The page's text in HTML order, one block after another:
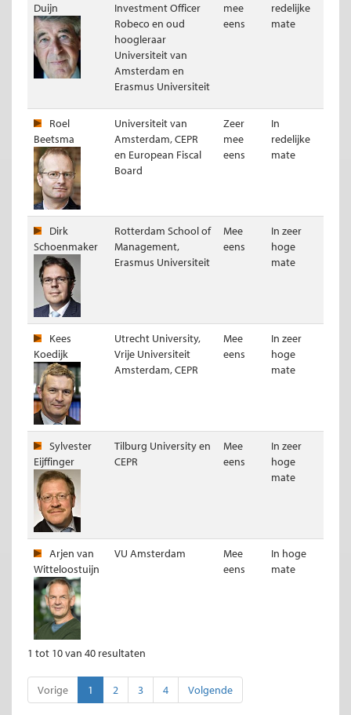
Duijn
Investment Officer
Robeco en oud
hoogleraar
Universiteit van
Amsterdam en
Erasmus Universiteit
mee
eens
redelijke
mate
Roel
Beetsma
Universiteit van
Amsterdam, CEPR
en European Fiscal
Board
Zeer
mee
eens
In
redelijke
mate
Dirk
Schoenmaker
Rotterdam School of
Management,
Erasmus Universiteit
Mee
eens
In zeer
hoge
mate
Kees
Koedijk
Utrecht University,
Vrije Universiteit
Amsterdam, CEPR
Mee
eens
In zeer
hoge
mate
Sylvester
Eijffinger
Tilburg University en
CEPR
Mee
eens
In zeer
hoge
mate
Arjen van
Witteloostuijn
VU Amsterdam
Mee
eens
In hoge
mate
1 tot 10 van 40 resultaten
Vorige 1 2 3 4 Volgende